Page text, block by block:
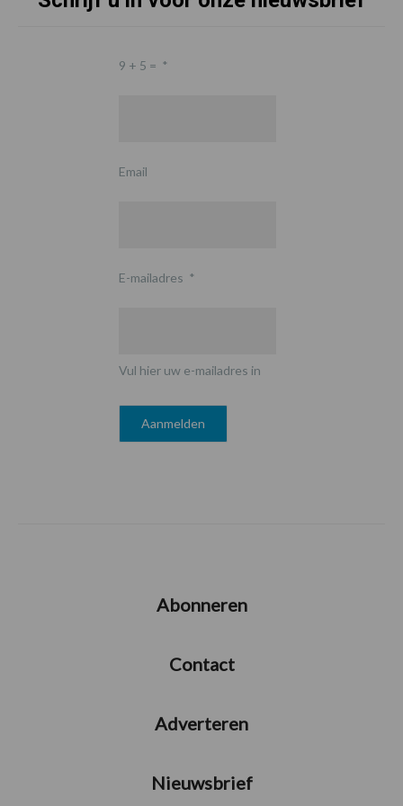
9 + 5 = *
Email
E-mailadres *
Vul hier uw e-mailadres in
Abonneren
Contact
Adverteren
Nieuwsbrief